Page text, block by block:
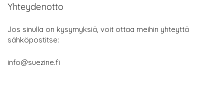
Yhteydenotto
Jos sinulla on kysymyksiä, voit ottaa meihin yhteyttä
sähköpostitse:
info@suezine.fi